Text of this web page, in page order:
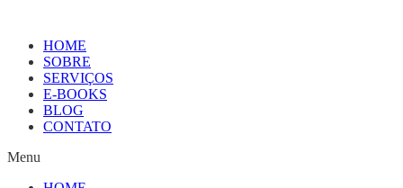
HOME
SOBRE
SERVIÇOS
E-BOOKS
BLOG
CONTATO
Menu